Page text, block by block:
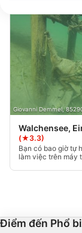
Giovanni Demmel,
Walchensee,
(★3.3)
Bạn có bao giờ tự
làm việc trên máy
việc đầy đủ cùng
Điểm đến Phổ
IAB processing
Store and/or
Use limited
Create
Use profiles to
advertising
Create profiles
Measure